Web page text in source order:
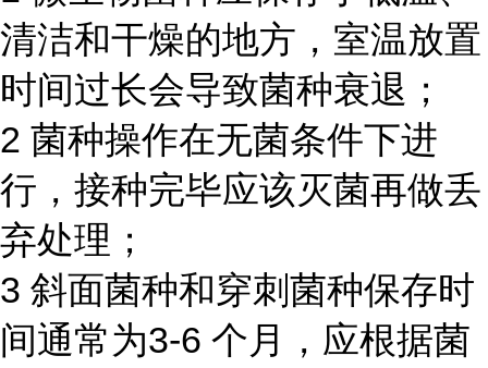
清洁和干燥的地方，室温放置
时间过长会导致菌种衰退；
2 菌种操作在无菌条件下进
行，接种完毕应该灭菌再做丢
弃处理；
3 斜面菌种和穿刺菌种保存时
间通常为3-6 个月，应根据菌